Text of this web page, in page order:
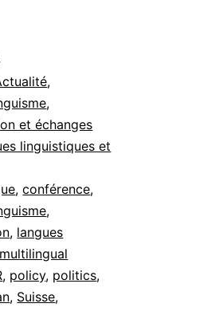
,
,
et échanges
linguistiques et
,conférence,
,
, langues
multilingual
, policy, politics,
, Suisse,